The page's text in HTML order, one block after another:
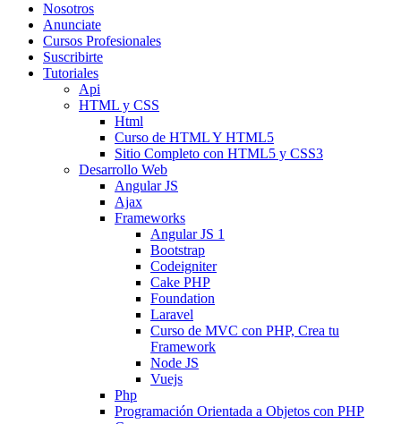
Nosotros
Anunciate
Cursos Profesionales
Suscribirte
Tutoriales
Api
HTML y CSS
Html
Curso de HTML Y HTML5
Sitio Completo con HTML5 y CSS3
Desarrollo Web
Angular JS
Ajax
Frameworks
Angular JS 1
Bootstrap
Codeigniter
Cake PHP
Foundation
Laravel
Curso de MVC con PHP, Crea tu
Framework
Node JS
Vuejs
Php
Programación Orientada a Objetos con PHP